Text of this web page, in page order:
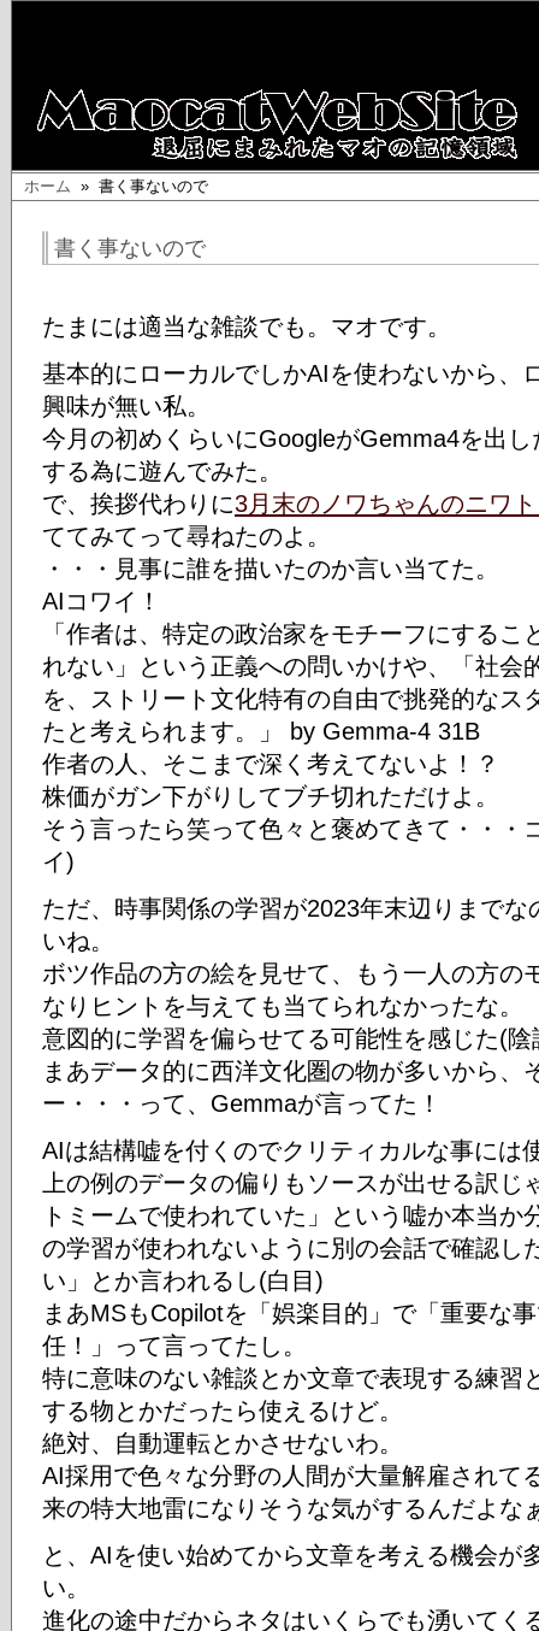
ホーム » 書く事ないので
書く事ないので
たまには適当な雑談でも。マオです。
基本的にローカルでしかAIを使わないから、
興味が無い私。
今月の初めくらいにGoogleがGemma4を出
する為に遊んでみた。
で、挨拶代わりに3月末のノワちゃんのニワ
ててみてって尋ねたのよ。
・・・見事に誰を描いたのか言い当てた。
AIコワイ！
「作者は、特定の政治家をモチーフにする
れない」という正義への問いかけや、「社会
を、ストリート文化特有の自由で挑発的なス
たと考えられます。」 by Gemma-4 31B
作者の人、そこまで深く考えてないよ！？
株価がガン下がりしてブチ切れただけよ。
そう言ったら笑って色々と褒めてきて・・・
イ)
ただ、時事関係の学習が2023年末辺りまで
いね。
ボツ作品の方の絵を見せて、もう一人の方の
なりヒントを与えても当てられなかったな。
意図的に学習を偏らせてる可能性を感じた(陰
まあデータ的に西洋文化圏の物が多いから、
ー・・・って、Gemmaが言ってた！
AIは結構嘘を付くのでクリティカルな事には
上の例のデータの偏りもソースが出せる訳
トミームで使われていた」という嘘か本当
の学習が使われないように別の会話で確認し
い」とか言われるし(白目)
まあMSもCopilotを「娯楽目的」で「重要な
任！」って言ってたし。
特に意味のない雑談とか文章で表現する練習
する物とかだったら使えるけど。
絶対、自動運転とかさせないわ。
AI採用で色々な分野の人間が大量解雇されて
来の特大地雷になりそうな気がするんだよな
と、AIを使い始めてから文章を考える機会が
い。
進化の途中だからネタはいくらでも湧いてく